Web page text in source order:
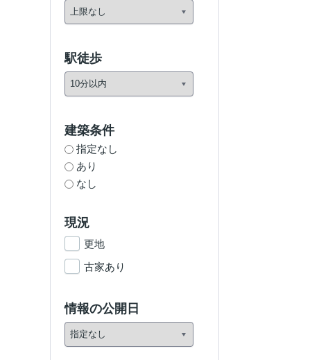
駅徒歩
建築条件
指定なし
あり
なし
現況
更地
古家あり
情報の公開日